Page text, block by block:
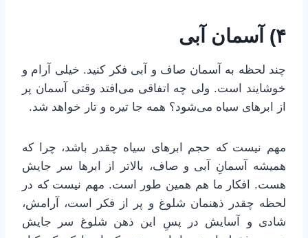
۴) آسمان آبی
چند لحظه به آسمان صاف و آبی فکر کنید. خیلی آرام و
خوشایند است. ولی چه اتفاقی می‌افتد وقتی آسمان پر
از ابرهای سیاه می‌شود؟ همه جا تیره و تار خواهد شد.
مهم نیست که حجم ابرهای سیاه چقدر باشد، چرا که
همیشه آسمانِ آبی و صاف، بالاتر از ابرها سر جایش
هست. افکار ما هم همین طور است. مهم نیست که در
لحظه چقدر ذهنمان شلوغ و پر از فکر است، آرامش،
شادی و آسایش در پسِ این ذهن شلوغ سر جایش